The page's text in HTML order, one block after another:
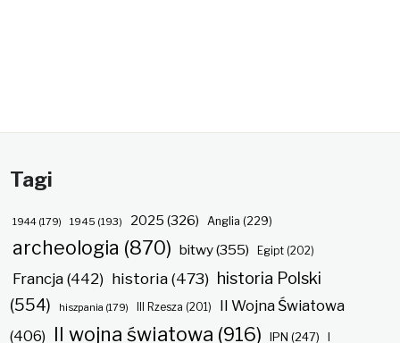
Tagi
1944(179) 1945 (193) 2025 (326) Anglia (229)
archeologia (870) bitwy(355) Egipt(202)
Francja(442) historia(473) historia Polski
(554)
hiszpania (179) III Rzesza (201)
II Wojna Światowa
(406) II wojna światowa (916) IPN (247)